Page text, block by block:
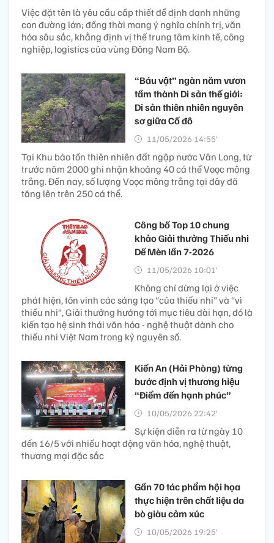
Việc đặt tên là yêu cầu cấp thiết để định danh những
con đường lớn; đồng thời mang ý nghĩa chính trị, văn
hóa sâu sắc, khẳng định vị thế trung tâm kinh tế, công
nghiệp, logistics của vùng Đông Nam Bộ.
“Báu vật” ngàn năm vươn
tầm thành Di sản thế giới:
Di sản thiên nhiên nguyên
sơ giữa Cố đô
11/05/2026 14:55’
Tại Khu bảo tồn thiên nhiên đất ngập nước Vân Long, từ
trước năm 2000 ghi nhận khoảng 40 cá thể Voọc mông
trắng. Đến nay, số lượng Voọc mông trắng tại đây đã
tăng lên trên 250 cá thể.
Công bố Top 10 chung
khảo Giải thưởng Thiếu nhi
Dế Mèn lần 7-2026
11/05/2026 10:01’
Không chỉ dừng lại ở việc
phát hiện, tôn vinh các sáng tạo “của thiếu nhi” và “vì
thiếu nhi”, Giải thưởng hướng tới mục tiêu dài hạn, đó là
kiến tạo hệ sinh thái văn hóa - nghệ thuật dành cho
thiếu nhi Việt Nam trong kỷ nguyên số.
Kiến An (Hải Phòng) từng
bước định vị thương hiệu
“Điểm đến hạnh phúc”
10/05/2026 22:42’
Sự kiện diễn ra từ ngày 10
đến 16/5 với nhiều hoạt động văn hóa, nghệ thuật,
thương mại đặc sắc
Gần 70 tác phẩm hội họa
thực hiện trên chất liệu da
bò giàu cảm xúc
10/05/2026 19:25’